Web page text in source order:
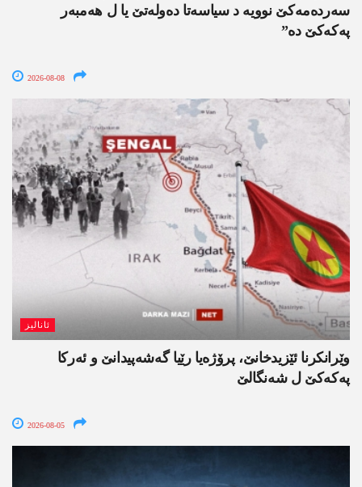
سەردەمەکێ نوویە د سیاسەتا دەولەتێ یا ل ھەمبەر
پەکەکێ دە”
2026-08-08
ئانالیز
وێرانکرنا ئێزیدخانێ، پرۆژەیا رێیا گەشەپیدانێ و ئەرکا
پەکەکێ ل شەنگالێ
2026-08-05